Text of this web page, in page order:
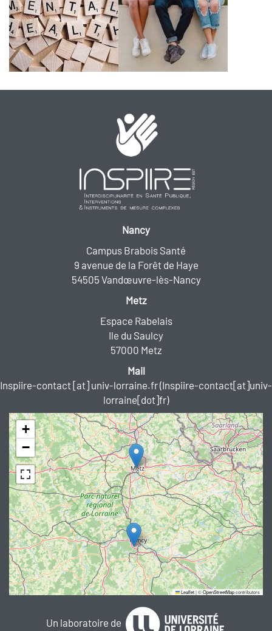
Nancy
Campus Brabois Santé
9 avenue de la Forêt de Haye
54505 Vandœuvre-lès-Nancy
Metz
Espace Rabelais
Ile du Saulcy
57000 Metz
Mail
Inspiire-contact [at] univ-lorraine.fr(Inspiire-contact[at]univ-
lorraine[dot]fr)
+
−
Leaflet|©OpenStreetMapcontributors
Un laboratoire de